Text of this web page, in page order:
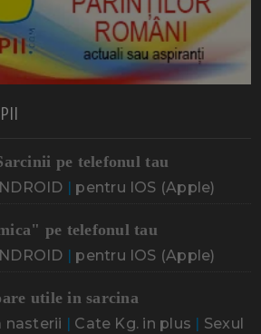
pe telefonul tau
| pentru IOS (Apple)
pe telefonul tau
| pentru IOS (Apple)
utile in sarcina
nasterii | Cate Kg. in plus | Sexul